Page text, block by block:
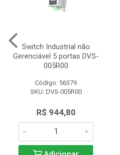
Switch Industrial não
Gerenciável 5 portas DVS-
005R00
Código: 56379
SKU: DVS-005R00
R$ 944,80